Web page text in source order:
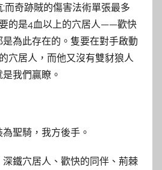
而奇跡賊的傷害法術單張最多
的是4血以上的穴居人——歡快
為此存在的。隻要在對手啟動
穴居人，而他又沒有雙豺狼人
我們贏瞭。
聖騎，我方後手。
鐵穴居人、歡快的同伴、荊棘